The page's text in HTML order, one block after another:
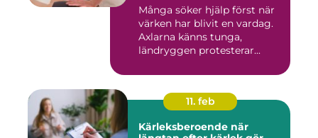
Många söker hjälp först när
värken har blivit en vardag.
Axlarna känns tunga,
ländryggen protesterar...
11. feb
Kärleksberoende när